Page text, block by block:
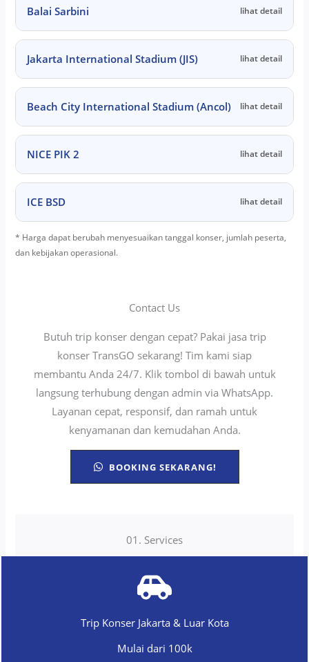
Balai Sarbini lihat detail
Jakarta International Stadium (JIS) lihat detail
Beach City International Stadium (Ancol) lihat detail
NICE PIK 2 lihat detail
ICE BSD lihat detail
* Harga dapat berubah menyesuaikan tanggal konser, jumlah peserta,
dan kebijakan operasional.
Contact Us
Butuh trip konser dengan cepat? Pakai jasa trip
konser TransGO sekarang! Tim kami siap
membantu Anda 24/7. Klik tombol di bawah untuk
langsung terhubung dengan admin via WhatsApp.
Layanan cepat, responsif, dan ramah untuk
kenyamanan dan kemudahan Anda.
BOOKING SEKARANG!
01. Services
Trip Konser Jakarta & Luar Kota
Mulai dari 100k